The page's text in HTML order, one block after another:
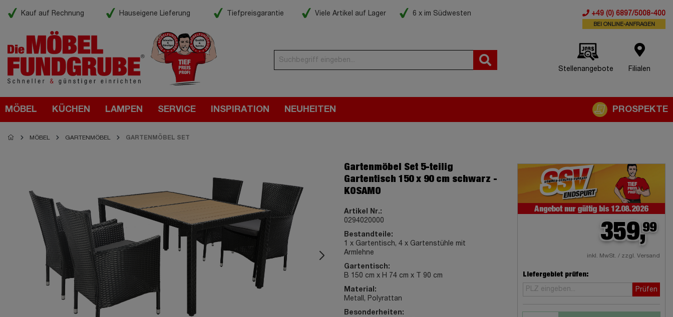
Kauf auf Rechnung Hauseigene Lieferung Tiefpreisgarantie Viele Artikel auf Lager 6 x im Südwesten +49 (0) 6897/5008-400
BEI ONLINE-ANFRAGEN
Stellenangebote Filialen
MÖBEL KÜCHEN LAMPEN SERVICE INSPIRATION NEUHEITEN PROSPEKTE
MÖBEL GARTENMÖBEL GARTENMÖBEL SET
Gartenmöbel Set 5-teilig
Gartentisch 150 x 90 cm schwarz -
KOSAMO
Artikel Nr.:
0294020000
Bestandteile:
1 x Gartentisch, 4 x Gartenstühle mit
Armlehne
Gartentisch:
B 150 cm x H 74 cm x T 90 cm
Material:
Metall, Polyrattan
Besonderheiten:
359,99
inkl. MwSt. / zzgl. Versand
Liefergebiet prüfen:
Prüfen